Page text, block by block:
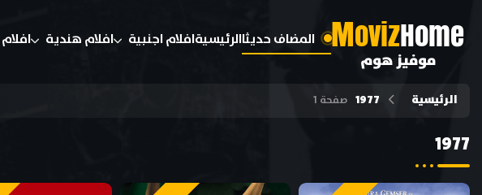
MovizHome
موفيز هوم
المضاف حديثاالرئيسيةافلام اجنبية افلام هندية
الرئيسية 1977 صفحة 1
1977